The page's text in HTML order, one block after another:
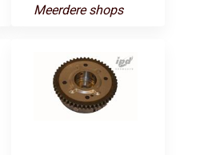
Meerdere shops